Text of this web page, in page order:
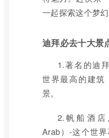
一起探索这个梦
迪拜必去十大景
1.著名的迪
世界最高的建筑
景。
2.帆船酒店
Arab）-这个世